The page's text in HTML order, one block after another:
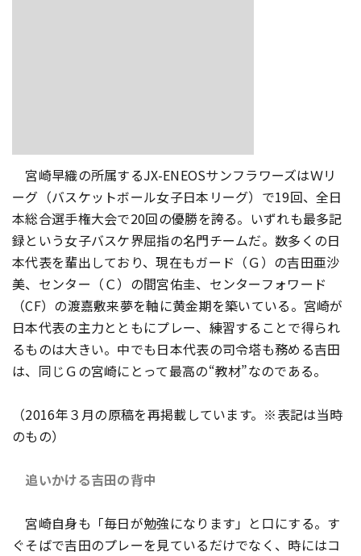
宮崎早織の所属するJX-ENEOSサンフラワーズはＷリ
ーグ（バスケットボール女子日本リーグ）で19回、全日
本総合選手権大会で20回の優勝を誇る。いずれも最多記
録という女子バスケ界屈指の名門チームだ。数多くの日
本代表を輩出しており、現在もガード（Ｇ）の吉田亜沙
美、センター（Ｃ）の間宮佑圭、センターフォワード
（CF）の渡嘉敷来夢を軸に黄金期を築いている。宮崎が
日本代表の主力とともにプレー、練習することで得られ
るものは大きい。中でも日本代表の司令塔も務める吉田
は、同じＧの宮崎にとって最高の“教材”なのである。
（2016年３月の原稿を再掲載しています。 ※表記は当時
のもの）
追いかける吉田の背中
宮崎自身も「毎日が勉強になります」と口にする。す
ぐそばで吉田のプレーを見ているだけでなく、時にはコ